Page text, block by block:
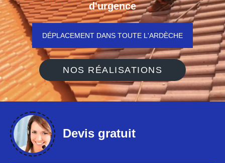
d'urgence
DÉPLACEMENT DANS TOUTE L'ARDÈCHE
NOS RÉALISATIONS
Devis gratuit